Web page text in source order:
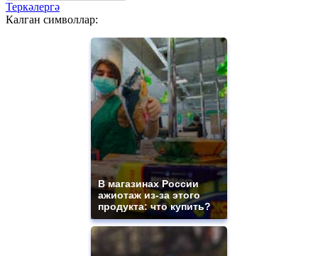
Теркәлергә
Калган символлар:
В магазинах России
ажиотаж из-за этого
продукта: что купить?